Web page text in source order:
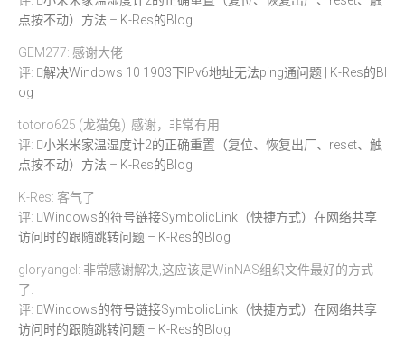
点按不动）方法 – K-Res的Blog
GEM277: 感谢大佬
评:
解决Windows 10 1903下IPv6地址无法ping通问题 | K-Res的Bl
og
totoro625 (龙猫兔): 感谢，非常有用
评:
小米米家温湿度计2的正确重置（复位、恢复出厂、reset、触
点按不动）方法 – K-Res的Blog
K-Res: 客气了
评:
Windows的符号链接SymbolicLink（快捷方式）在网络共享
访问时的跟随跳转问题 – K-Res的Blog
gloryangel: 非常感谢解决,这应该是WinNAS组织文件最好的方式
了.
评:
Windows的符号链接SymbolicLink（快捷方式）在网络共享
访问时的跟随跳转问题 – K-Res的Blog